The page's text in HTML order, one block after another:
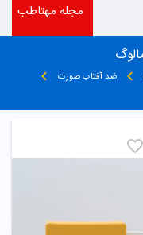
مجله مهتاطب
ضد آفتاب صورت